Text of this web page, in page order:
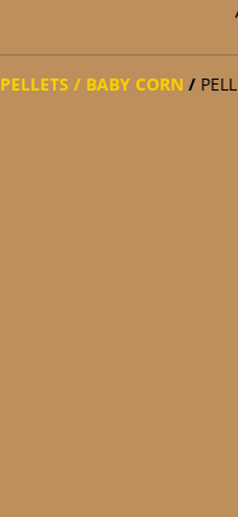
PELLETS / BABY CORN /